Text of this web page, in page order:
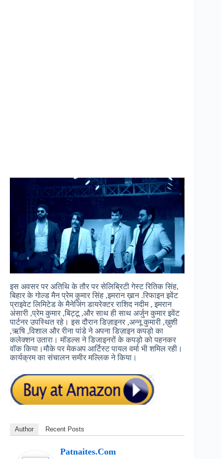
इस अवसर पर अतिथि के तौर पर सेलिब्रिटी गेस्ट रितिक सिंह,
बिहार के गोल्ड मैन प्रेम कुमार सिंह ,इमरान ख़ान .रिफाइन इवेंट
प्राइवेट लिमिटेड के मैनेजिंग डायरेक्टर राशिद नदीम , इमरान
अंसारी ,प्रेम कुमार ,बिट्टू ,और साथ ही साथ अर्जुन कुमार इवेंट
पार्टनर उपस्थित रहे। इस दौरान डिज़ाइनर ,अन्नू कुमारी ,ख़ुशी
,ऋषि ,विशाल और रीना पांडे ने अपना डिज़ाइन कपड़ो का
कलेक्शन उतारा। मॉडल्स ने डिजाइनरों के कपड़ो को पहनकर
वॉक किया।मौके पर मेकअप आर्टिस्ट पायल वर्मा भी शमिल रही।
कार्यक्रम का संचालन समीर मल्लिक ने किया।
Author Recent Posts
Patnaites.com